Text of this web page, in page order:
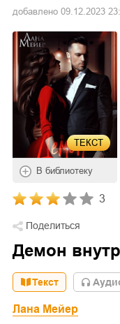
добавлено 09.12.2023
ТЕКСТ
В библиотеку
3
Поделиться
Демон
Текст
Лана Мейер